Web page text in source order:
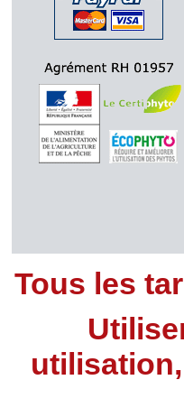
Tous les